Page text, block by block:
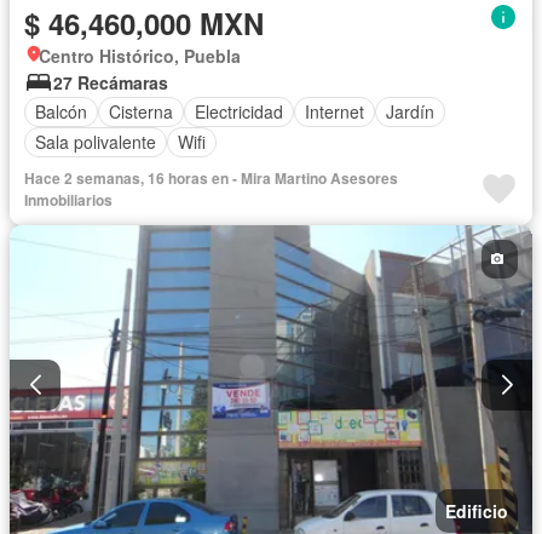
$ 46,460,000 MXN
Centro Histórico, Puebla
27 Recámaras
Balcón
Cisterna Electricidad Internet
Jardín
Sala polivalente
Wifi
Hace 2 semanas, 16 horas en - Mira Martino Asesores
Inmobiliarios
Edificio